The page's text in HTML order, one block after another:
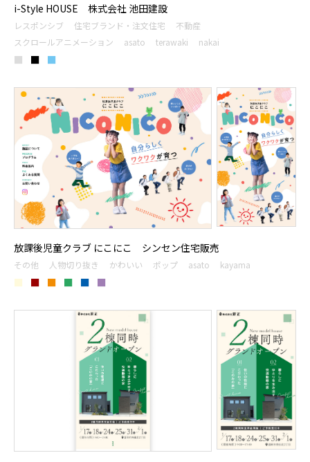
i-Style HOUSE 株式会社 池田建設
レスポンシブ 住宅ブランド・注文住宅
不動産
スクロールアニメーション
asato terawaki nakai
■ ■ ■
放課後児童クラブ にこにこ シンセン住宅販売
その他 人物切り抜き かわいい ポップ asato kayama
■ ■ ■ ■ ■ ■